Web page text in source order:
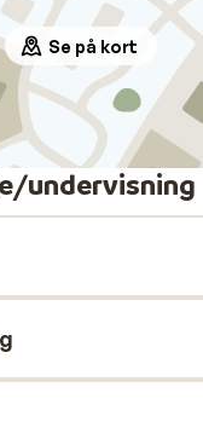
Se på kort
undervisning